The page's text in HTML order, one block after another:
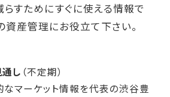
すためにすぐに使える情報で
資産管理にお役立て下さい。
し （不定期）
マーケット情報を代表の渋谷豊